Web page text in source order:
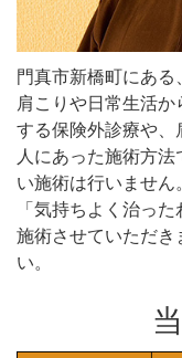
門真市新橋町にある
肩こりや日常生活
する保険外診療や
人にあった施術方
い施術は行いません。
「気持ちよく治っ
施術させていただき
い。